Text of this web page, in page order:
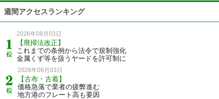
週間アクセスランキング
2026年08月03日
【廃掃法改正】
これまでの条例から法令で規制強化
金属くず等を扱うヤードを許可制に
2026年08月03日
【古布・古着】
価格急落で業者の疲弊進む
地方港のフレート高も要因